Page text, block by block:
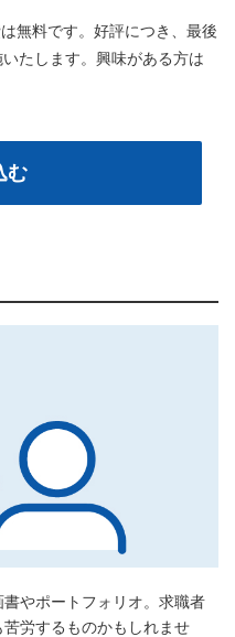
無料です。好評につき、最後
いたします。興味がある方は
む
やポートフォリオ。求職者
労するものかもしれませ